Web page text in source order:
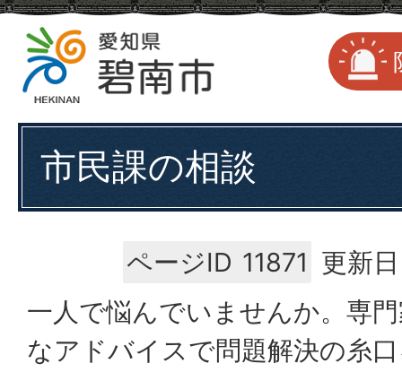
市民課の相談
ページID 11871 更新
一人で悩んでいませんか。専
なアドバイスで問題解決の糸